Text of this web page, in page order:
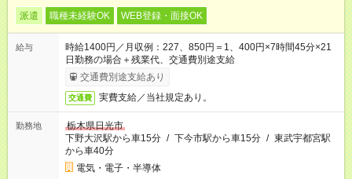
派遣 職種未経験OK WEB登録・面接OK
給与
時給1400円／月収例：227、850円＝1、400円×7時間45分×21
日勤務の場合＋残業代、交通費別途支給
交通費別途支給あり
交通費 実費支給／当社規定あり。
勤務地
栃木県日光市
下野大沢駅から車15分 / 下今市駅から車15分 / 東武宇都宮駅
から車40分
電気・電子・半導体